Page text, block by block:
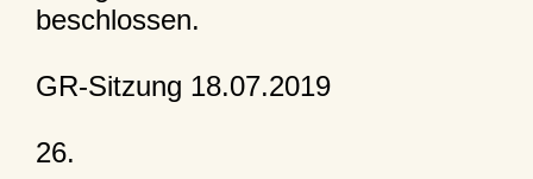
beschlossen.
GR-Sitzung 18.07.2019
26.